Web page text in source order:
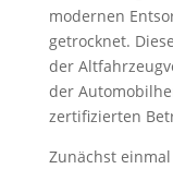
modernen
getrocknet.
der
der
zertifizierten
Zunächst